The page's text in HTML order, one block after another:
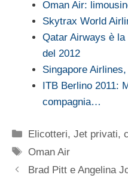
Oman Air:
Skytrax World
Qatar Airways è la
del 2012
Singapore
ITB Berlino 2011:
compagnia…
Categorie
Elicotteri, Jet privati,
Tag
Oman Air
Brad Pitt e Angelina